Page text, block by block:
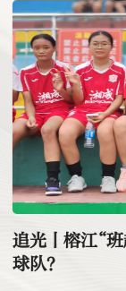
追光丨榕江“
球队？